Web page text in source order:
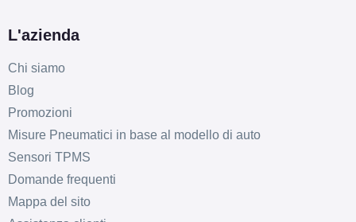
L'azienda
Chi siamo
Blog
Promozioni
Misure Pneumatici in base al modello di auto
Sensori TPMS
Domande frequenti
Mappa del sito